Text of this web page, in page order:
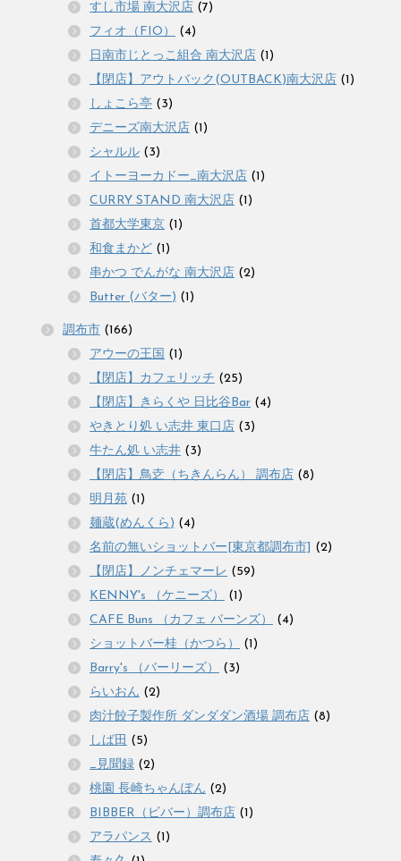
すし市場 南大沢店 (7)
フィオ（FIO）
(4)
日南市じとっこ組合 南大沢店 (1)
【閉店】アウトバック(OUTBACK)南大沢店 (1)
しょこら亭 (3)
デニーズ南大沢店 (1)
シャルル (3)
イトーヨーカドー_南大沢店 (1)
CURRY STAND 南大沢店 (1)
首都大学東京 (1)
和食まかど (1)
串かつ でんがな 南大沢店 (2)
Butter (バター) (1)
調布市 (166)
アウーの王国 (1)
【閉店】カフェリッチ (25)
【閉店】きらくや 日比谷Bar (4)
やきとり処 い志井 東口店 (3)
牛たん処 い志井 (3)
【閉店】鳥赱（ちきんらん） 調布店 (8)
明月苑 (1)
麺蔵(めんくら) (4)
名前の無いショットバー[東京都調布市]
(2)
【閉店】ノンチェマーレ (59)
KENNY's （ケニーズ）
(1)
CAFE Buns （カフェ バーンズ）
(4)
ショットバー桂（かつら）
(1)
Barry's （バーリーズ）
(3)
らいおん (2)
肉汁餃子製作所 ダンダダン酒場 調布店 (8)
しば田 (5)
_見聞録 (2)
桃園 長崎ちゃんぽん (2)
BIBBER（ビバー）調布店 (1)
アラパンス (1)